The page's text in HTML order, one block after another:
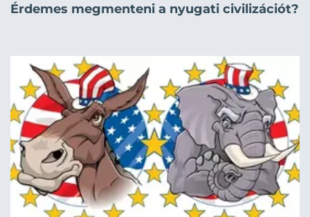
Érdemes megmenteni a nyugati civilizációt?